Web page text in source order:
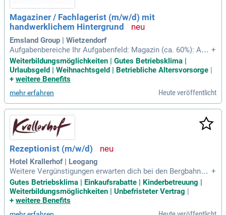
hmen!
Magaziner / Fachlagerist (m/w/d) mit
handwerklichem Hintergrund
Emsland Group | Wietzendorf
Aufgabenbereiche Ihr Aufgabenfeld: Magazin (ca. 60%): Ann
ahme, Prüfung und Buchung von Wareneingängen; Fachgere
chte Einlagerung, Kommissionierung und Materialausgabe;
Organisation und Pflege des Lagers inkl.
+
Weiterbildungsmöglichkeiten | Gutes Betriebsklima |
Urlaubsgeld | Weihnachtsgeld | Betriebliche Altersvorsorge |
+ weitere Benefits
mehr erfahren Heute veröffentlicht
Rezeptionist (m/w/d)
Hotel Krallerhof | Leogang
Weitere Vergünstigungen erwarten dich bei den Bergbahnen
& verschiedenen Kooperationspartnern (ermäßigte Ski-Tick
ets, Blumen, Sportequipment, regionale Lebensmittel, u.v.
m.).
+
Gutes Betriebsklima | Einkaufsrabatte | Kinderbetreuung |
Weiterbildungsmöglichkeiten | Unbefristeter Vertrag |
+ weitere Benefits